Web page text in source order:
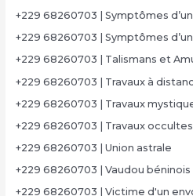
+229 68260703 | Symptômes
+229 68260703 | Symptômes
+229 68260703 | Talismans et
+229 68260703 | Travaux à
+229 68260703 | Travaux
+229 68260703 | Travaux occultes
+229 68260703 | Union astrale
+229 68260703 | Vaudou béninois
+229 68260703 | Victime d'un